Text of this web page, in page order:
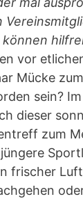
vor
Mücke
sein?
dieser
zum
frischer